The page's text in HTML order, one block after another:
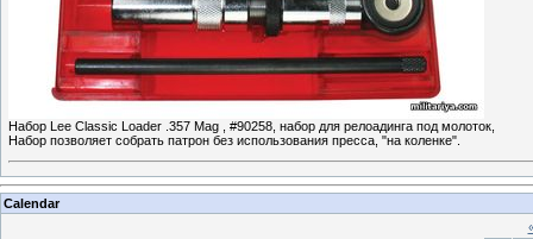
Набор Lee Classic Loader .357 Mag , #90258, набор для релоадинга под молоток,
Набор позволяет собрать патрон без использования пресса, "на коленке".
Calendar